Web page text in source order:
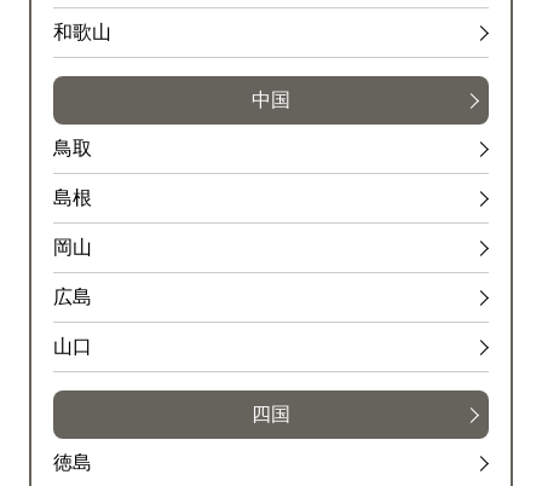
和歌山
中国
鳥取
島根
岡山
広島
山口
四国
徳島